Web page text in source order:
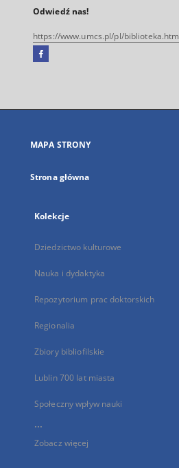
Odwiedź nas!
https://www.umcs.pl/pl/biblioteka.htm
Facebook
się
karcie
MAPA STRONY
Strona główna
Kolekcje
Dziedzictwo kulturowe
Nauka i dydaktyka
Repozytorium prac doktorskich
Regionalia
Zbiory bibliofilskie
Lublin 700 lat miasta
Społeczny wpływ nauki
...
Zobacz więcej